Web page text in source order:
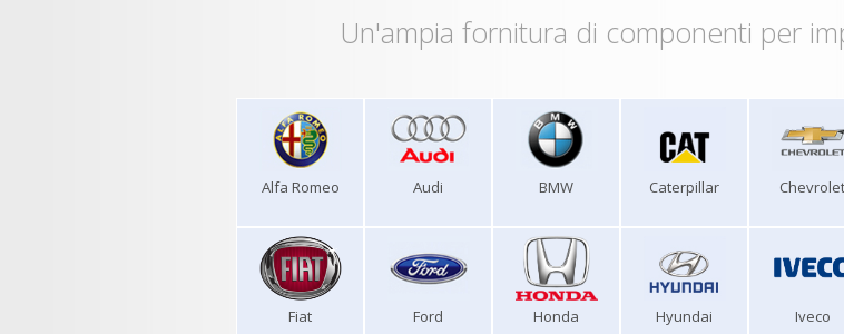
Un'ampia fornitura di componenti per
Alfa Romeo Audi BMW Caterpillar Chevrolet
Fiat Ford Honda Hyundai Iveco